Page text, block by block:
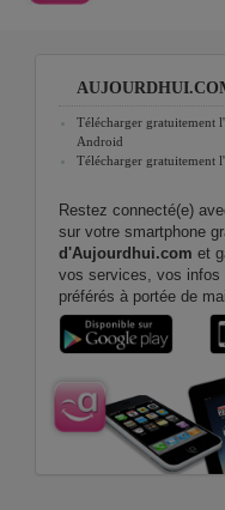
Télécharger gratuitement
Android
Télécharger gratuitement
Restez connecté(e)
sur votre smartphone
d'Aujourdhui.com et
vos services, vos infos
préférés à portée de